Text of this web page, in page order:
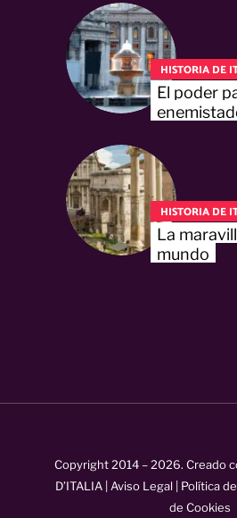
HISTORIA DE
El poder
HISTORIA DE
La
mundo
Copyright 2014 –2026. Creado
D’ITALIA Aviso Legal Política
de Cookies